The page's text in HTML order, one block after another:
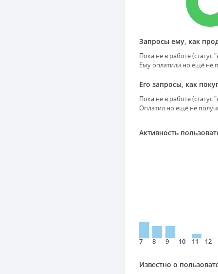
Запросы ему, как
Пока не в работе
Ему оплатили но ещё не
Его запросы, как
Пока не в работе
Оплатил но ещё не
Активность
7 8 9 10 11 12
Известно о